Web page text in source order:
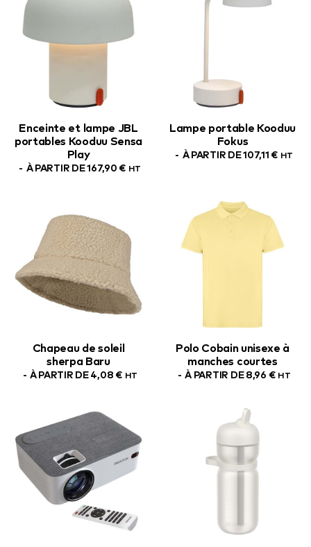
Enceinte et lampe JBL
portables Kooduu Sensa
Play
À PARTIR DE167,90 € HT
Lampe portable Kooduu
Fokus
À PARTIR DE107,11 € HT
Chapeau de soleil
sherpa Baru
À PARTIR DE4,08 € HT
Polo Cobain unisexe à
manches courtes
À PARTIR DE8,96 € HT